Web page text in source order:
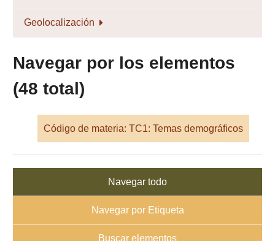
Geolocalización
Navegar por los elementos
(48 total)
Código de materia: TC1: Temas demográficos
Navegar todo
Navegar por Etiqueta
Buscar elementos